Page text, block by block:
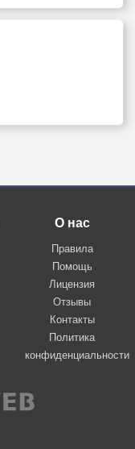
О нас
Правила
Помощь
Лицензия
Отзывы
Контакты
Политика
конфиденциальности